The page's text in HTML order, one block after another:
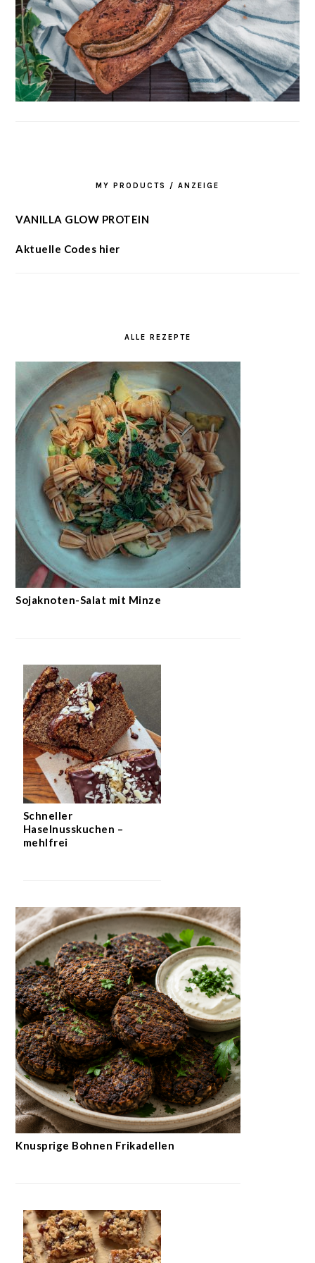
MY PRODUCTS / ANZEIGE
VANILLA GLOW PROTEIN
Aktuelle Codes hier
ALLE REZEPTE
Sojaknoten-Salat mit Minze
Schneller
Haselnusskuchen –
mehlfrei
Knusprige Bohnen Frikadellen